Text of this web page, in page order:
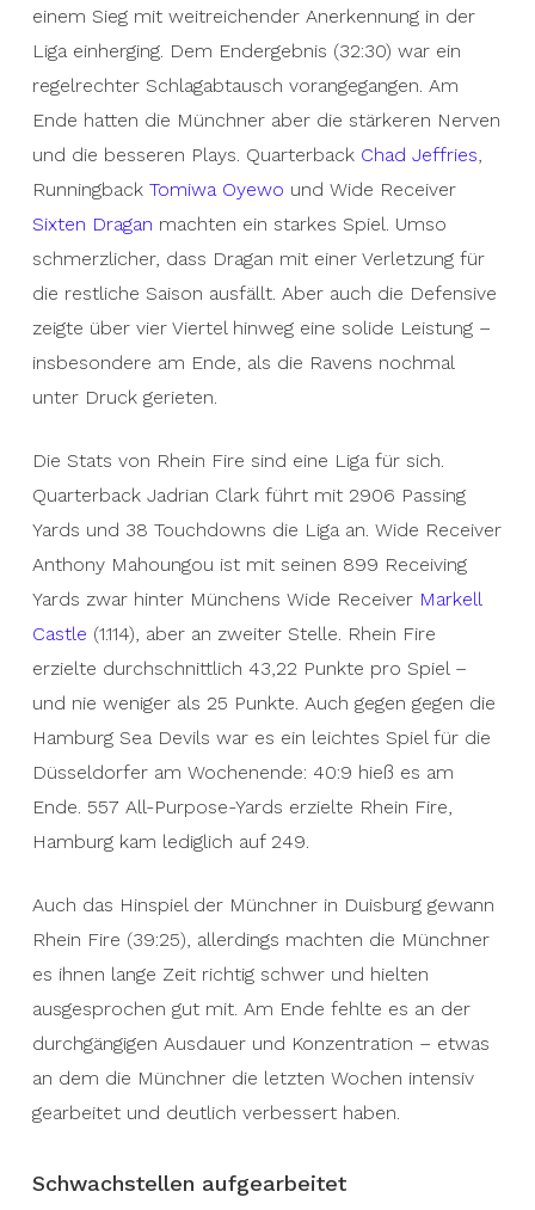
einem Sieg mit weitreichender Anerkennung in der
Liga einherging. Dem Endergebnis (32:30) war ein
regelrechter Schlagabtausch vorangegangen. Am
Ende hatten die Münchner aber die stärkeren Nerven
und die besseren Plays. Quarterback Chad Jeffries,
Runningback Tomiwa Oyewo und Wide Receiver
Sixten Dragan machten ein starkes Spiel. Umso
schmerzlicher, dass Dragan mit einer Verletzung für
die restliche Saison ausfällt. Aber auch die Defensive
zeigte über vier Viertel hinweg eine solide Leistung –
insbesondere am Ende, als die Ravens nochmal
unter Druck gerieten.
Die Stats von Rhein Fire sind eine Liga für sich.
Quarterback Jadrian Clark führt mit 2906 Passing
Yards und 38 Touchdowns die Liga an. Wide Receiver
Anthony Mahoungou ist mit seinen 899 Receiving
Yards zwar hinter Münchens Wide Receiver Markell
Castle (1.114), aber an zweiter Stelle. Rhein Fire
erzielte durchschnittlich 43,22 Punkte pro Spiel –
und nie weniger als 25 Punkte. Auch gegen gegen die
Hamburg Sea Devils war es ein leichtes Spiel für die
Düsseldorfer am Wochenende: 40:9 hieß es am
Ende. 557 All-Purpose-Yards erzielte Rhein Fire,
Hamburg kam lediglich auf 249.
Auch das Hinspiel der Münchner in Duisburg gewann
Rhein Fire (39:25), allerdings machten die Münchner
es ihnen lange Zeit richtig schwer und hielten
ausgesprochen gut mit. Am Ende fehlte es an der
durchgängigen Ausdauer und Konzentration – etwas
an dem die Münchner die letzten Wochen intensiv
gearbeitet und deutlich verbessert haben.
Schwachstellen aufgearbeitet